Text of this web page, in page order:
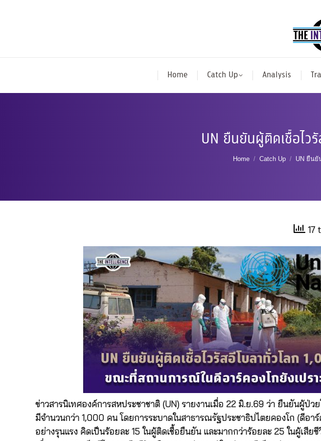
Home Catch Up Analysis
UN ยืนยันผู้ติดเชื้อไว
You are here:
Home Catch Up UN ยืนยั
17
ข่าวสารนิเทศองค์การสหประชาชาติ (UN) รายงานเมื่อ 22 มิ.ย.69 ว่า ยืนยันผู้ป่วย
มีจำนวนกว่า 1,000 คน โดยการระบาดในสาธารณรัฐประชาธิปไตยคองโก (ดีอา
อย่างรุนแรง คิดเป็นร้อยละ 15 ในผู้ติดเชื้อยืนยัน และมากกว่าร้อยละ 25 ในผู้เสีย